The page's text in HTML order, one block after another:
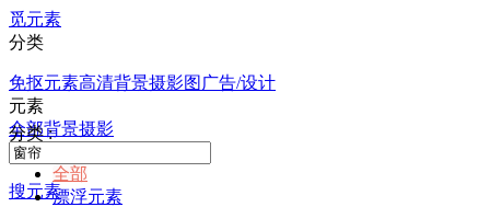
觅元素
分类
免抠元素高清背景摄影图 广告/设计
元素
全部背景摄影
搜元素
分类 :
全部
漂浮元素